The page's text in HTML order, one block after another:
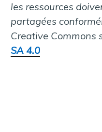
les ressources
partagées
Creative Commons
SA 4.0